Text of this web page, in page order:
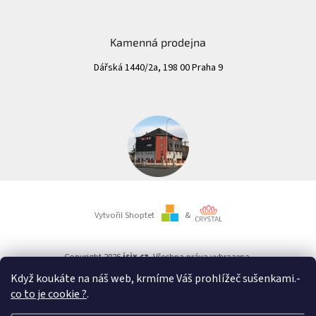
Když koukáte na náš web, krmíme Váš prohlížeč sušenkami.-
co to je cookie ?.
Kamenná prodejna
Dářská 1440/2a, 198 00 Praha 9
Vytvořil Shoptet &
Copyright 2026isix.cz. Všechna práva vyhrazena.
Nezapomeňte určitě ve vašem bankovnictví vybrat jako typ platby